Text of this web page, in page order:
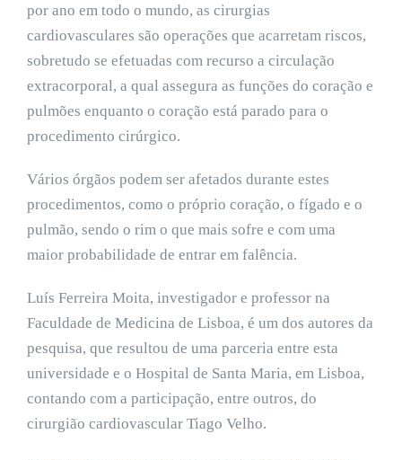
por ano em todo o mundo, as cirurgias
cardiovasculares são operações que acarretam riscos,
sobretudo se efetuadas com recurso a circulação
extracorporal, a qual assegura as funções do coração e
pulmões enquanto o coração está parado para o
procedimento cirúrgico.
Vários órgãos podem ser afetados durante estes
procedimentos, como o próprio coração, o fígado e o
pulmão, sendo o rim o que mais sofre e com uma
maior probabilidade de entrar em falência.
Luís Ferreira Moita, investigador e professor na
Faculdade de Medicina de Lisboa, é um dos autores da
pesquisa, que resultou de uma parceria entre esta
universidade e o Hospital de Santa Maria, em Lisboa,
contando com a participação, entre outros, do
cirurgião cardiovascular Tiago Velho.